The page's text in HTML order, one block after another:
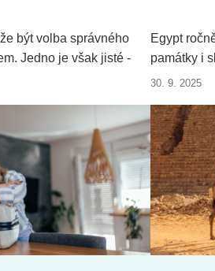
být volba správného
Jedno je však jisté -
Vždy je totiž
pojištění?
Egypt
památky i
pozor.
30. 9. 2025